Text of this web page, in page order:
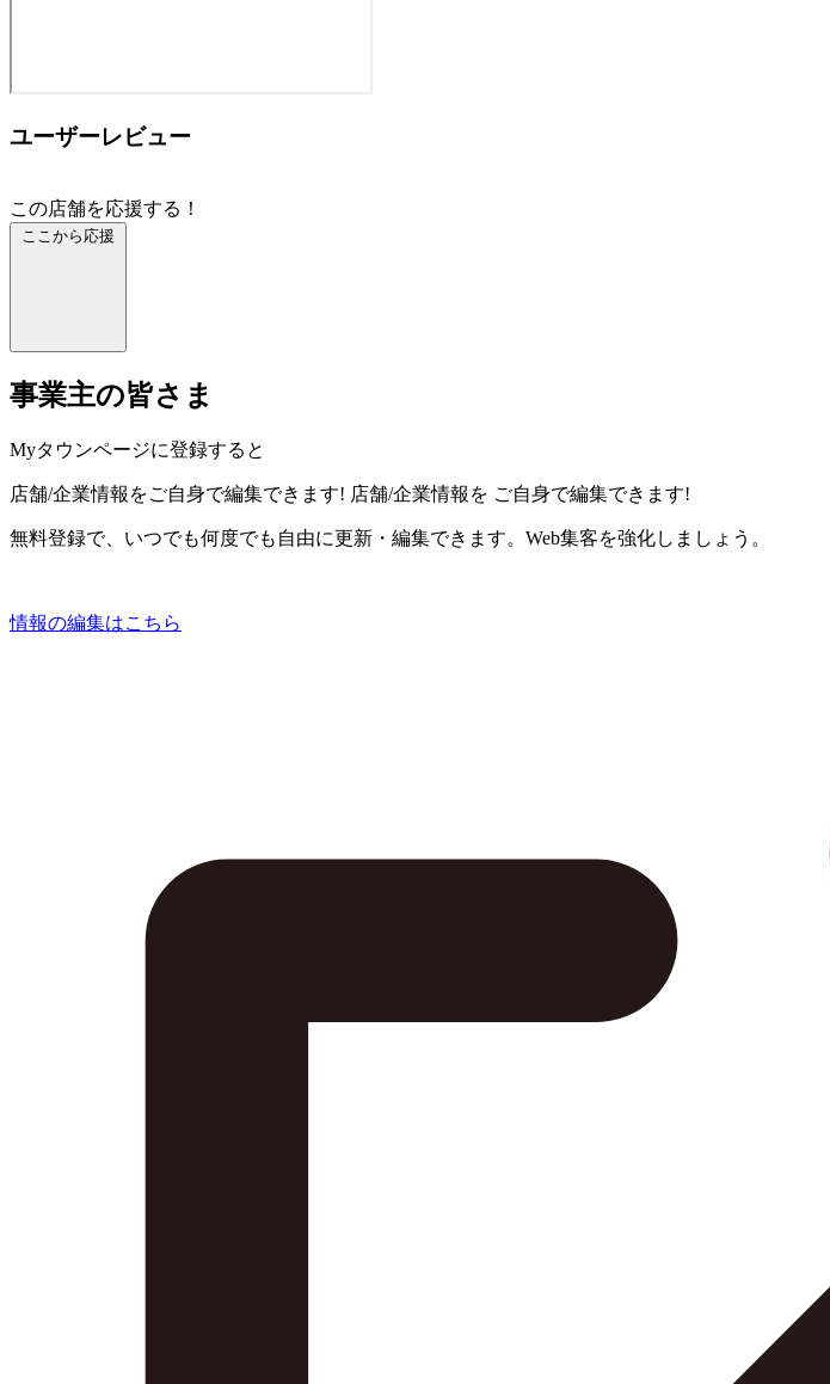
ユーザーレビュー
この店舗を応援する！
ここから応援
事業主の皆さま
Myタウンページに登録すると
店舗/企業情報をご自身で編集できます! 店舗/企業情報を ご自身で編集できます!
無料登録で、いつでも何度でも自由に更新・編集できます。Web集客を強化しましょう。
情報の編集はこちら